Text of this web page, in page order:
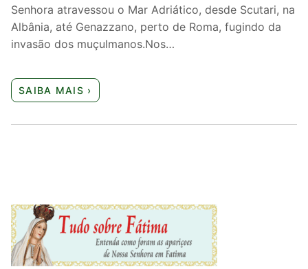
Senhora atravessou o Mar Adriático, desde Scutari, na
Albânia, até Genazzano, perto de Roma, fugindo da
invasão dos muçulmanos.Nos…
SAIBA MAIS ›